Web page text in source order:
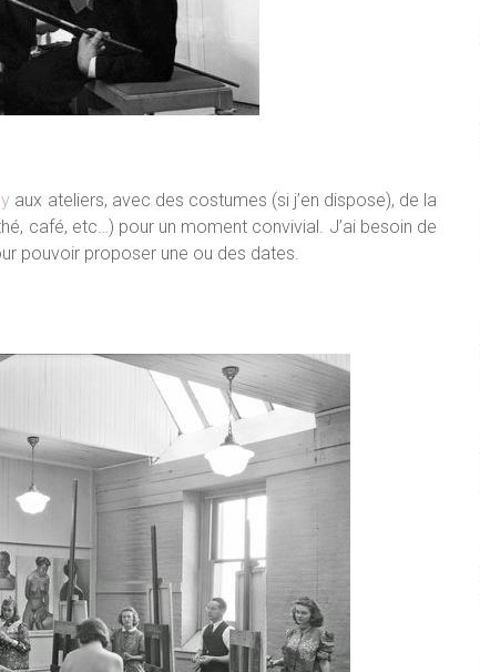
aux ateliers, avec des costumes (si j’en dispose), de la
café, etc…) pour un moment convivial. J’ai besoin de
pouvoir proposer une ou des dates.